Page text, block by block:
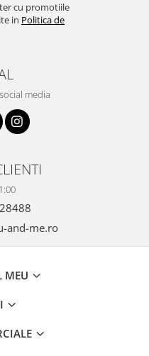
cu promotiile
in Politica de
media
and-me.ro
MEU